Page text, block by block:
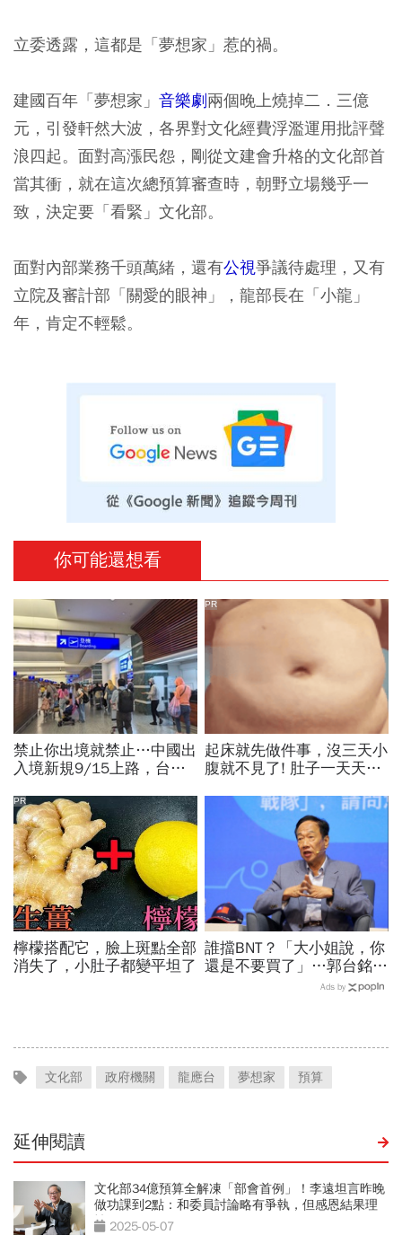
立委透露，這都是「夢想家」惹的禍。
建國百年「夢想家」 音樂劇兩個晚上燒掉二．三億
元，引發軒然大波，各界對文化經費浮濫運用批評聲
浪四起。面對高漲民怨，剛從文建會升格的文化部首
當其衝，就在這次總預算審查時，朝野立場幾乎一
致，決定要「看緊」文化部。
面對內部業務千頭萬緒，還有公視爭議待處理，又有
立院及審計部「關愛的眼神」，龍部長在「小龍」
年，肯定不輕鬆。
你可能還想看
禁止你出境就禁止…中國出
入境新規9/15上路，台灣
職業特別注意：前例在這
起床就先做件事，沒三天小
腹就不見了! 肚子一天天變
PR
檸檬搭配它，臉上斑點全部
消失了，小肚子都變平坦了
PR
誰擋BNT？「大小姐說，你
還是不要買了」…郭台銘曝
李大維打給他，被點名的都
Ads by
文化部 政府機關 龍應台 夢想家 預算
延伸閱讀
文化部34億預算全解凍「部會首例」！李遠坦言昨晚
做功課到2點：和委員討論略有爭執，但感恩結果理
性 2025-05-07